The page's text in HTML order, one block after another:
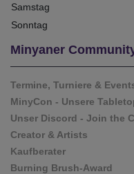
Samstag
Sonntag
Minyaner
Termine, Turniere &
MinyCon - Unsere
Unser Discord - Join the
Creator & Artists
Kaufberater
Burning Brush-Award